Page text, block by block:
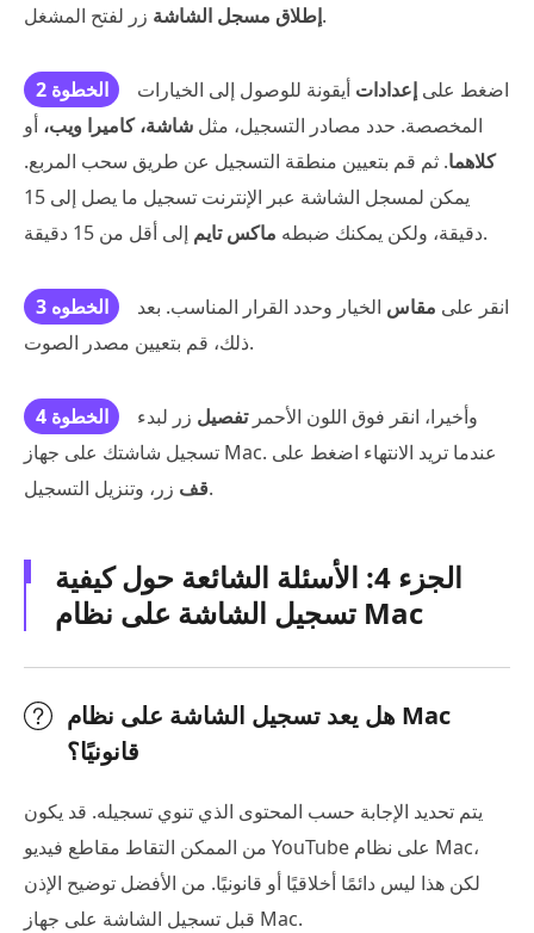
إطلاق مسجل الشاشةزر لفتح المشغل.
الخطوة 2 اضغط على إعدادات أيقونة للوصول إلى الخيارات
المخصصة. حدد مصادر التسجيل، مثل شاشة، كاميرا ويب، أو
كلاهما. ثم قم بتعيين منطقة التسجيل عن طريق سحب المربع.
يمكن لمسجل الشاشة عبر الإنترنت تسجيل ما يصل إلى 15
دقيقة، ولكن يمكنك ضبطه ماكس تايم إلى أقل من 15 دقيقة.
الخطوه 3 انقر على مقاس الخيار وحدد القرار المناسب. بعد
ذلك، قم بتعيين مصدر الصوت.
الخطوة 4 وأخيرا، انقر فوق اللون الأحمرتفصيل زر لبدء
تسجيل شاشتك على جهاز Mac. عندما تريد الانتهاء اضغط على
قفزر، وتنزيل التسجيل.
الجزء 4: الأسئلة الشائعة حول كيفية
تسجيل الشاشة على نظام Mac
هل يعد تسجيل الشاشة على نظام Mac
قانونيًا؟
يتم تحديد الإجابة حسب المحتوى الذي تنوي تسجيله. قد يكون
من الممكن التقاط مقاطع فيديو YouTube على نظام Mac،
لكن هذا ليس دائمًا أخلاقيًا أو قانونيًا. من الأفضل توضيح الإذن
قبل تسجيل الشاشة على جهاز Mac.